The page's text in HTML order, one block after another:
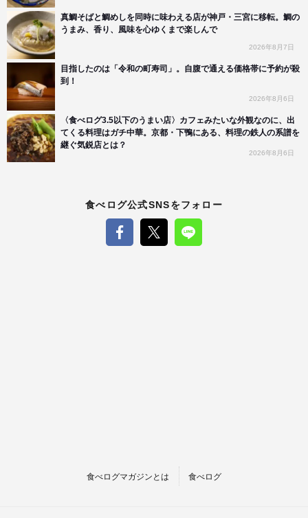
真鯛そばと鯛めしを同時に味わえる店が神戸・三宮に移転。鯛の
うまみ、香り、風味を心ゆくまで楽しんで
2026年8月7日
目指したのは「令和の町寿司」。自腹で通える価格帯に予約が殺
到！
2026年8月6日
〈食べログ3.5以下のうまい店〉カフェみたいな外観なのに、出
てくる料理はガチ中華。京都・下鴨にある、料理の鉄人の系譜を
継ぐ気鋭店とは？
2026年8月6日
食べログ公式SNSをフォロー
食べログマガジンとは 食べログ